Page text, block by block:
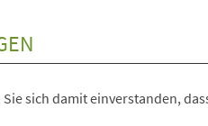
sich damit einverstanden,